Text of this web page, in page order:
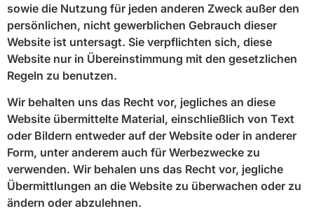
sowie die Nutzung für jeden anderen Zweck außer den
persönlichen, nicht gewerblichen Gebrauch dieser
Website ist untersagt. Sie verpflichten sich, diese
Website nur in Übereinstimmung mit den gesetzlichen
Regeln zu benutzen.
Wir behalten uns das Recht vor, jegliches an diese
Website übermittelte Material, einschließlich von Text
oder Bildern entweder auf der Website oder in anderer
Form, unter anderem auch für Werbezwecke zu
verwenden. Wir behalen uns das Recht vor, jegliche
Übermittlungen an die Website zu überwachen oder zu
ändern oder abzulehnen.